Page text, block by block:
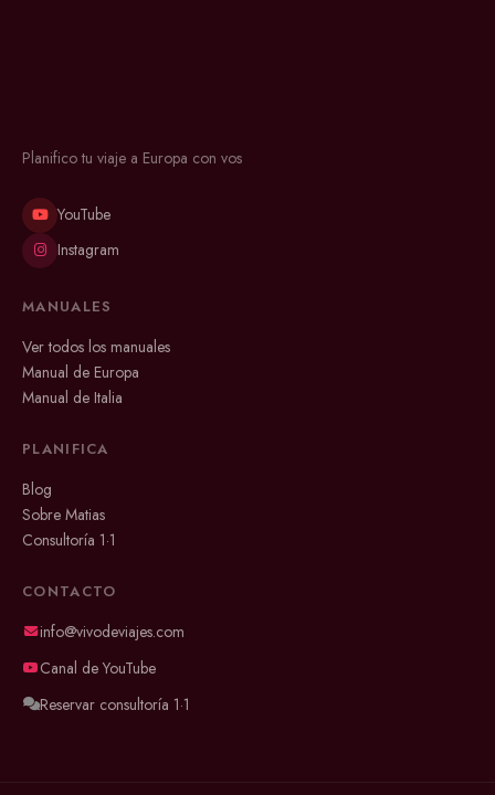
Planifico tu viaje a Europa con vos
YouTube
Instagram
MANUALES
Ver todos los manuales
Manual de Europa
Manual de Italia
PLANIFICA
Blog
Sobre Matias
Consultoría 1·1
CONTACTO
info@vivodeviajes.com
Canal de YouTube
Reservar consultoría 1·1